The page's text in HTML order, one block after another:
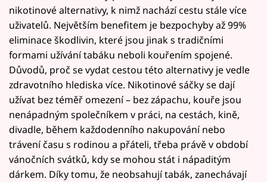
nikotinové alternativy, k nimž nachází cestu stále více
uživatelů. Největším benefitem je bezpochyby až 99%
eliminace škodlivin, které jsou jinak s tradičními
formami užívání tabáku neboli kouřením spojené.
Důvodů, proč se vydat cestou této alternativy je vedle
zdravotního hlediska více. Nikotinové sáčky se dají
užívat bez téměř omezení – bez zápachu, kouře jsou
nenápadným společníkem v práci, na cestách, kině,
divadle, během každodenního nakupování nebo
trávení času s rodinou a přáteli, třeba právě v období
vánočních svátků, kdy se mohou stát i nápaditým
dárkem. Díky tomu, že neobsahují tabák, zanechávají